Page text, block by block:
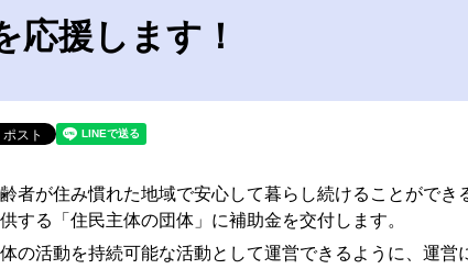
応援します！
者が住み慣れた地域で安心して暮らし続けることができ
する「住民主体の団体」に補助金を交付します。
の活動を持続可能な活動として運営できるように、運営